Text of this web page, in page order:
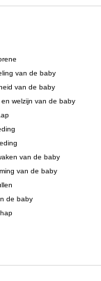
van de baby
van de baby
en welzijn van de baby
van de baby
van de baby
de baby